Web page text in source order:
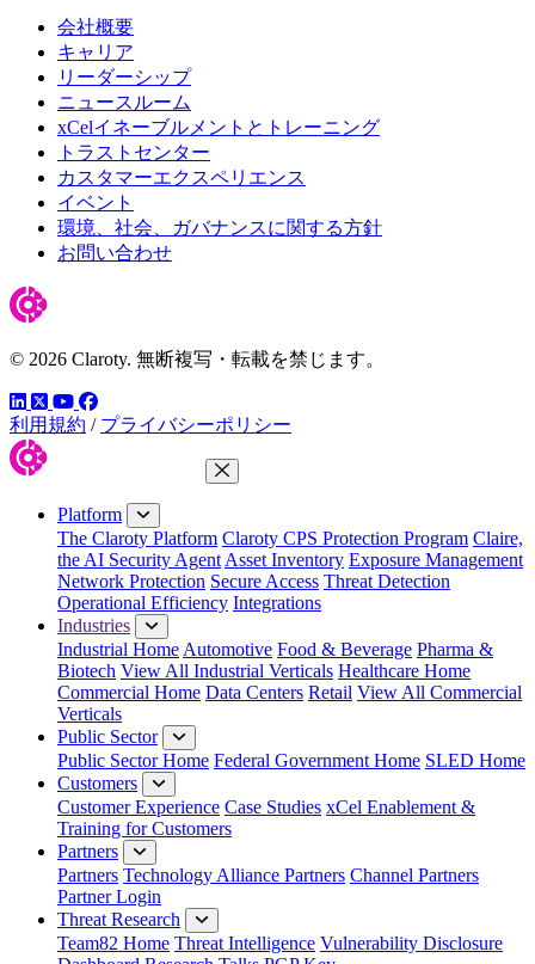
会社概要
キャリア
リーダーシップ
ニュースルーム
xCelイネーブルメントとトレーニング
トラストセンター
カスタマーエクスペリエンス
イベント
環境、社会、ガバナンスに関する方針
お問い合わせ
© 2026 Claroty. 無断複写・転載を禁じます。
LinkedIn
ツイッター
YouTube
Facebook
利用規約 / プライバシーポリシー
Close Menu
Platform
The Claroty Platform Claroty CPS Protection Program Claire,
the AI Security Agent Asset Inventory Exposure Management
Network Protection Secure Access Threat Detection
Operational Efficiency Integrations
Industries
Industrial Home Automotive Food & Beverage Pharma &
Biotech View All Industrial Verticals Healthcare Home
Commercial Home Data Centers Retail View All Commercial
Verticals
Public Sector
Public Sector Home Federal Government Home SLED Home
Customers
Customer Experience Case Studies xCel Enablement &
Training for Customers
Partners
Partners Technology Alliance Partners Channel Partners
Partner Login
Threat Research
Team82 Home Threat Intelligence Vulnerability Disclosure